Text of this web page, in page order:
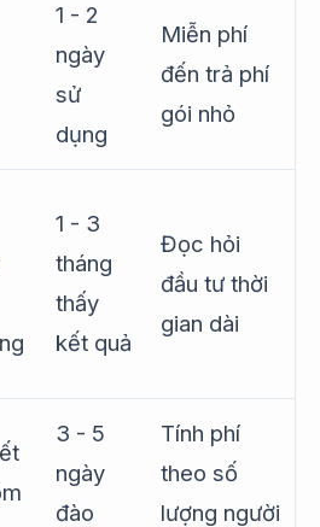
1 - 2
ngày
sử
dụng
Miễn phí
đến trả phí
gói nhỏ
1 - 3
tháng
thấy
kết quả
Đọc hỏi
đầu tư thời
gian dài
3 - 5
ngày
đào
Tính phí
theo số
lượng người